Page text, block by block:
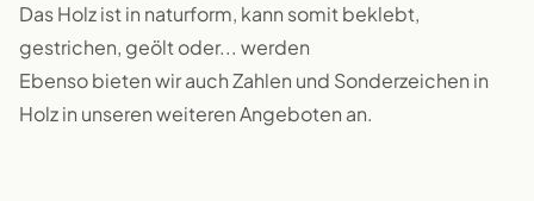
Das Holz ist in naturform, kann somit beklebt,
gestrichen, geölt oder... werden
Ebenso bieten wir auch Zahlen und Sonderzeichen in
Holz in unseren weiteren Angeboten an.